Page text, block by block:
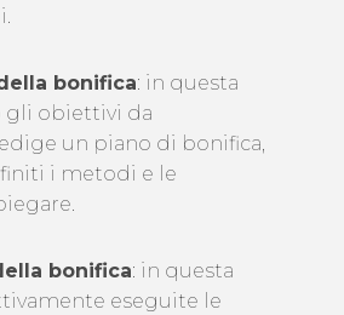
bonifica: in questa
gli obiettivi da
un piano di bonifica,
i metodi e le
bonifica: in questa
eseguite le